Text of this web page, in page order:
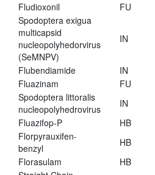
Fludioxonil
FU
Spodoptera exigua
multicapsid
nucleopolyhedorvirus
(SeMNPV)
IN
Flubendiamide IN
Fluazinam
FU
Spodoptera littoralis
nucleopolyhedrovirus
IN
Fluazifop-P
HB
Florpyrauxifen-
benzyl
HB
Florasulam
HB